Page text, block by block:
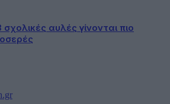
αυλές γίνονται πιο